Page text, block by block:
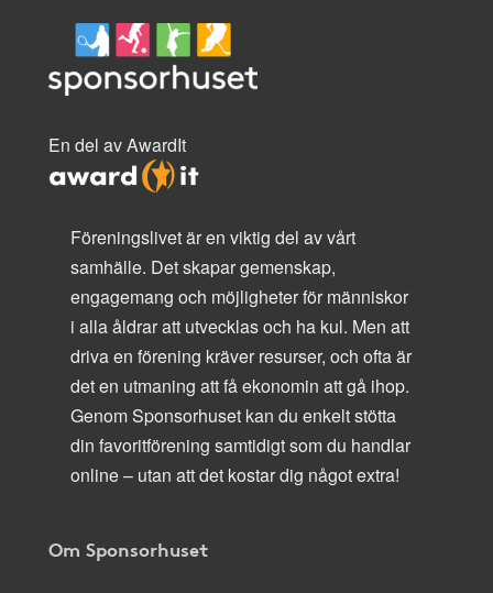
En del av AwardIt
Föreningslivet är en viktig del av vårt
samhälle. Det skapar gemenskap,
engagemang och möjligheter för människor
i alla åldrar att utvecklas och ha kul. Men att
driva en förening kräver resurser, och ofta är
det en utmaning att få ekonomin att gå ihop.
Genom Sponsorhuset kan du enkelt stötta
din favoritförening samtidigt som du handlar
online – utan att det kostar dig något extra!
Om Sponsorhuset